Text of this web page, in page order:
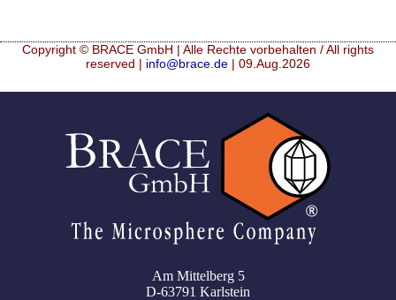
Keramiken
Polymere
Sehr kleine Kapseln
Fraunhofer UMSICHT Tage
Probiotics Encapsulation
Powering Green Chemistry with Microspheres and
Microcapsules
Neu Registrieren
Login
Neu Registrieren
Copyright © BRACE GmbH | Alle Rechte vorbehalten / All rights
reserved | info@brace.de | 09.Aug.2026
Am Mittelberg 5
D-63791 Karlstein